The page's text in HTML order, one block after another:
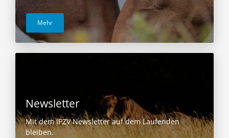
Mehr
Newsletter
Mit dem IPZV Newsletter auf dem Laufenden
bleiben.